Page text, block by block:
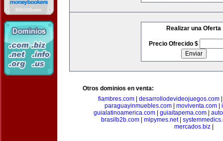
Realizar una Oferta
Precio Ofrecido $
Otros dominios en venta:
fiambres.com| desarrollodevideojuegos.com
paraguayinmuebles.com| moviventa.com|
guialatinoamerica.com
guiaitapema.com
brasilb2b.com
mipymes.net|
mercados.biz|